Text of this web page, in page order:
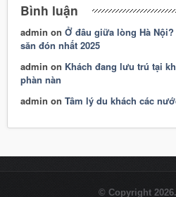
Bình luận
admin onỞ đâu giữa lòng Hà
săn đón nhất 2025
admin on Khách đang lưu trú tại
phàn nàn
admin onTâm lý du khách các
© Copyright